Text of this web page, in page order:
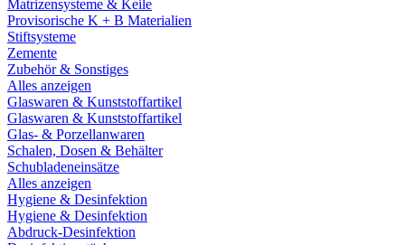
Matrizensysteme & Keile
Provisorische K + B Materialien
Stiftsysteme
Zemente
Zubehör & Sonstiges
Alles anzeigen
Glaswaren & Kunststoffartikel
Glaswaren & Kunststoffartikel
Glas- & Porzellanwaren
Schalen, Dosen & Behälter
Schubladeneinsätze
Alles anzeigen
Hygiene & Desinfektion
Hygiene & Desinfektion
Abdruck-Desinfektion